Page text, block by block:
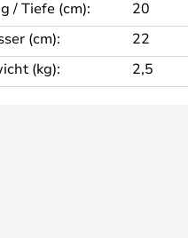
/ Tiefe (cm):
20
(cm):
22
(kg):
2,5